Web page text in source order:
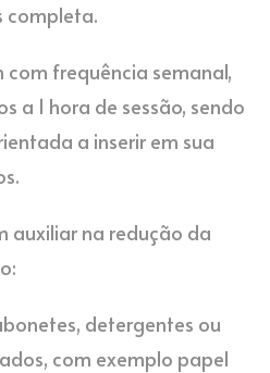
completa.
com frequência semanal,
a 1 hora de sessão, sendo
a inserir em sua
auxiliar na redução da
detergentes ou
com exemplo papel